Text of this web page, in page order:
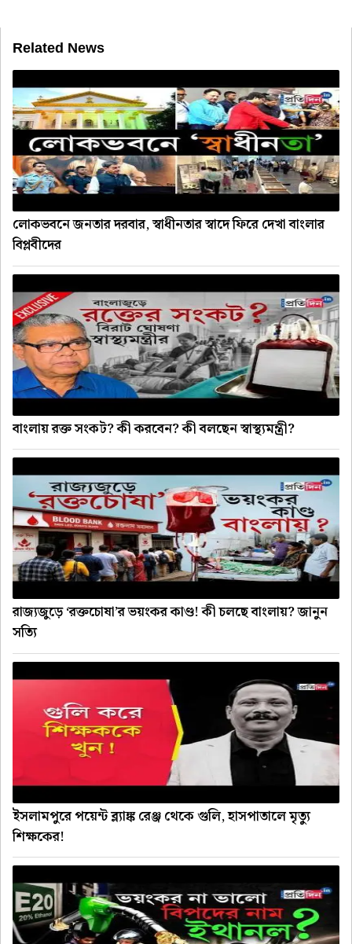
Related News
লোকভবনে জনতার দরবার, স্বাধীনতার স্বাদে ফিরে দেখা বাংলার
বিপ্লবীদের
বাংলায় রক্ত সংকট? কী করবেন? কী বলছেন স্বাস্থ্যমন্ত্রী?
রাজ্যজুড়ে ‘রক্তচোষা’র ভয়ংকর কাণ্ড! কী চলছে বাংলায়? জানুন
সত্যি
ইসলামপুরে পয়েন্ট ব্ল্যাঙ্ক রেঞ্জ থেকে গুলি, হাসপাতালে মৃত্যু
শিক্ষকের!